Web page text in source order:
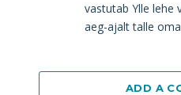
vastutab Ylle lehe
aeg-ajalt talle
ADD A